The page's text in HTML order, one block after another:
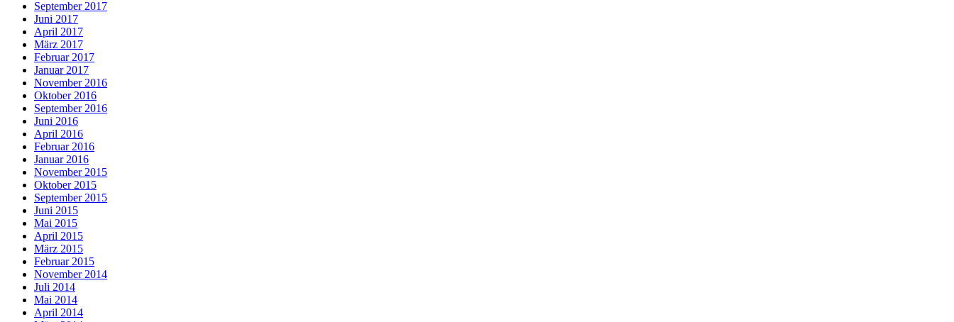
September 2017
Juni 2017
April 2017
März 2017
Februar 2017
Januar 2017
November 2016
Oktober 2016
September 2016
Juni 2016
April 2016
Februar 2016
Januar 2016
November 2015
Oktober 2015
September 2015
Juni 2015
Mai 2015
April 2015
März 2015
Februar 2015
November 2014
Juli 2014
Mai 2014
April 2014